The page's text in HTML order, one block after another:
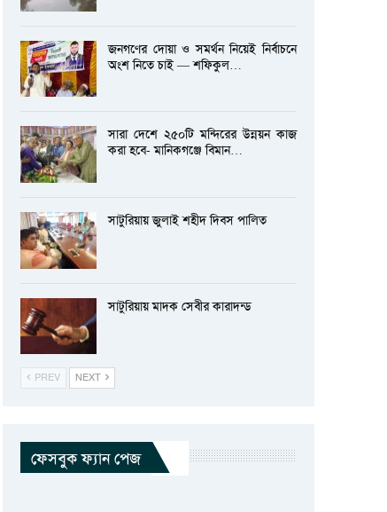
জনগণের দোয়া ও সমর্থন নিয়েই নির্বাচনে
অংশ নিতে চাই — শফিকুল…
সারা দেশে ২৫০টি মন্দিরের উন্নয়ন কাজ
করা হবে- মানিকগঞ্জে বিমান…
সাটুরিয়ায় জুলাই শহীদ দিবস পালিত
সাটুরিয়ায় মাদক সেবীর কারাদন্ড
PREV NEXT
ফেসবুক ফ্যান পেজ